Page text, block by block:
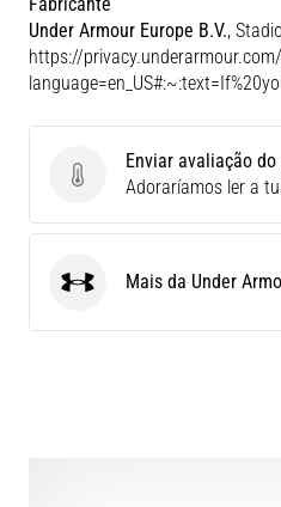
Under Armour Europe B.V.,
https://
Enviar avaliação do
Enviar avaliação
Adoraríamos ler a
Under ArmourMais da Under